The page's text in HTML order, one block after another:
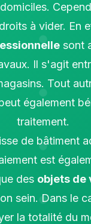
à vider. En
sont
Il s'agit
Tout
également
traitement.
de bâtiment
est
des objets de
sein. Dans le
la totalité du